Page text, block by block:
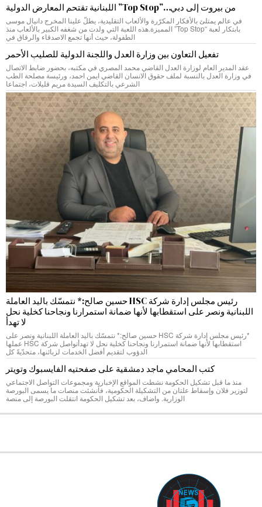
من بيروت إلى دبي…”Top Stop” اللبنانية تقتحم المعارض الدولية
في عالم يمتلئ بالأفكار المكرّرة والألعاب التقليدية، يطلّ علينا المخرج دانيال موسى
بابتكار لعبة “Top Stop” المميزة.هذه اللعبة التي ولدت من شغفه الكبير بالألعاب منذ
الطفولة، حيث أنها تجمع الاصدقاء والرفاق في
تفعيل التعاون بين وزارة العدل واللجنة الدولية للصليب الأحمر
عقد المدير العام لوزارة العدل القاضي محمد المصري في مكتبه، بحضور ضابط الاتصال
في وزارة العدل بالنسبة لملف حقوق الانسان القاضي ايمن احمد، ورئيسة مصلحة الطب
الشرعي بالتكليف السيدة مريم قليلات، اجتماعا
رئيس مجلس إدارة شركة HSC حسين صالح:* نتمسّك باليد العاملة
اللبنانية ونصر على استقطابها لأنها ضمانة استمرارنا ونجاحنا كخلية نحل
لا تهدأ
*رئيس مجلس إدارة شركة HSC حسين صالح:* نتمسّك باليد العاملة اللبنانية ونصر على
استقطابها لأنها ضمانة استمرارنا ونجاحنا كخلية نحل لا تهدأتواصل شركة HSC عملها
الدؤوب لتقديم أفضل الخدمات لزبائنها، متحدّيةً كل
كتب المحامي ماجد دمشقية على صفحتيه الفايسبوك وتويتر
منذ ما قبل تشكيل الحكومة نشطت المواقع الإخبارية ومجموعات التواصل الاجتماعي
لتوزير فلان وإسقاط علتان من التشكيلة الحكومية، فأنشئت منصات ما يسمى البورصة
الوزارية. واضاف، بعد تشكيل الحكومة انتقلت البورصة إلى منصة